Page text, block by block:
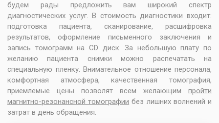
будем рады предложить вам широкий спектр
диагностических услуг. В стоимость диагностики входит:
подготовка пациента, сканирование, расшифровка
результатов, оформление письменного заключения и
запись томограмм на CD диск. За небольшую плату по
желанию пациента снимки можно распечатать на
специальную пленку. Внимательное отношение персонала,
комфортная атмосфера, качественная томография,
приемлемые цены позволят всем желающим пройти
магнитно-резонансной томографии без лишних волнений и
затрат в день обращения.